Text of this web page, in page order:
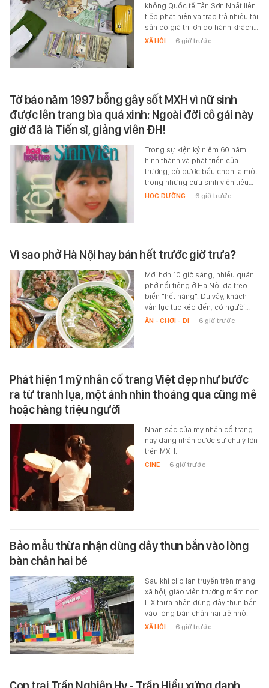
không Quốc tế Tân Sơn Nhất liên
tiếp phát hiện và trao trả nhiều tài
sản có giá trị lớn do hành khách…
XÃ HỘI - 6 giờ trước
Tờ báo năm 1997 bỗng gây sốt MXH vì nữ sinh
được lên trang bìa quá xinh: Ngoài đời cô gái này
giờ đã là Tiến sĩ, giảng viên ĐH!
Trong sự kiện kỷ niệm 60 năm
hình thành và phát triển của
trường, cô được bầu chọn là một
trong những cựu sinh viên tiêu…
HỌC ĐƯỜNG - 6 giờ trước
Vì sao phở Hà Nội hay bán hết trước giờ trưa?
Mới hơn 10 giờ sáng, nhiều quán
phở nổi tiếng ở Hà Nội đã treo
biển "hết hàng". Dù vậy, khách
vẫn lục tục kéo đến, có người…
ĂN - CHƠI - ĐI - 6 giờ trước
Phát hiện 1 mỹ nhân cổ trang Việt đẹp như bước
ra từ tranh lụa, một ánh nhìn thoáng qua cũng mê
hoặc hàng triệu người
Nhan sắc của mỹ nhân cổ trang
này đang nhận được sự chú ý lớn
trên MXH.
CINE - 6 giờ trước
Bảo mẫu thừa nhận dùng dây thun bắn vào lòng
bàn chân hai bé
Sau khi clip lan truyền trên mạng
xã hội, giáo viên trường mầm non
L.X thừa nhận dùng dây thun bắn
vào lòng bàn chân hai trẻ nhỏ.
XÃ HỘI - 6 giờ trước